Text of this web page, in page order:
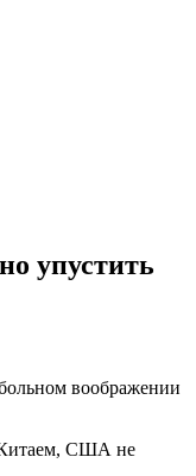
упустить
воображении
Китаем, США не